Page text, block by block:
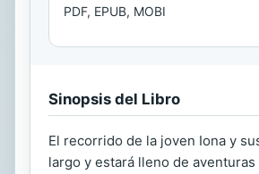
PDF, EPUB, MOBI
Sinopsis del Libro
El recorrido de la joven Iona y
largo y estará lleno de aventuras